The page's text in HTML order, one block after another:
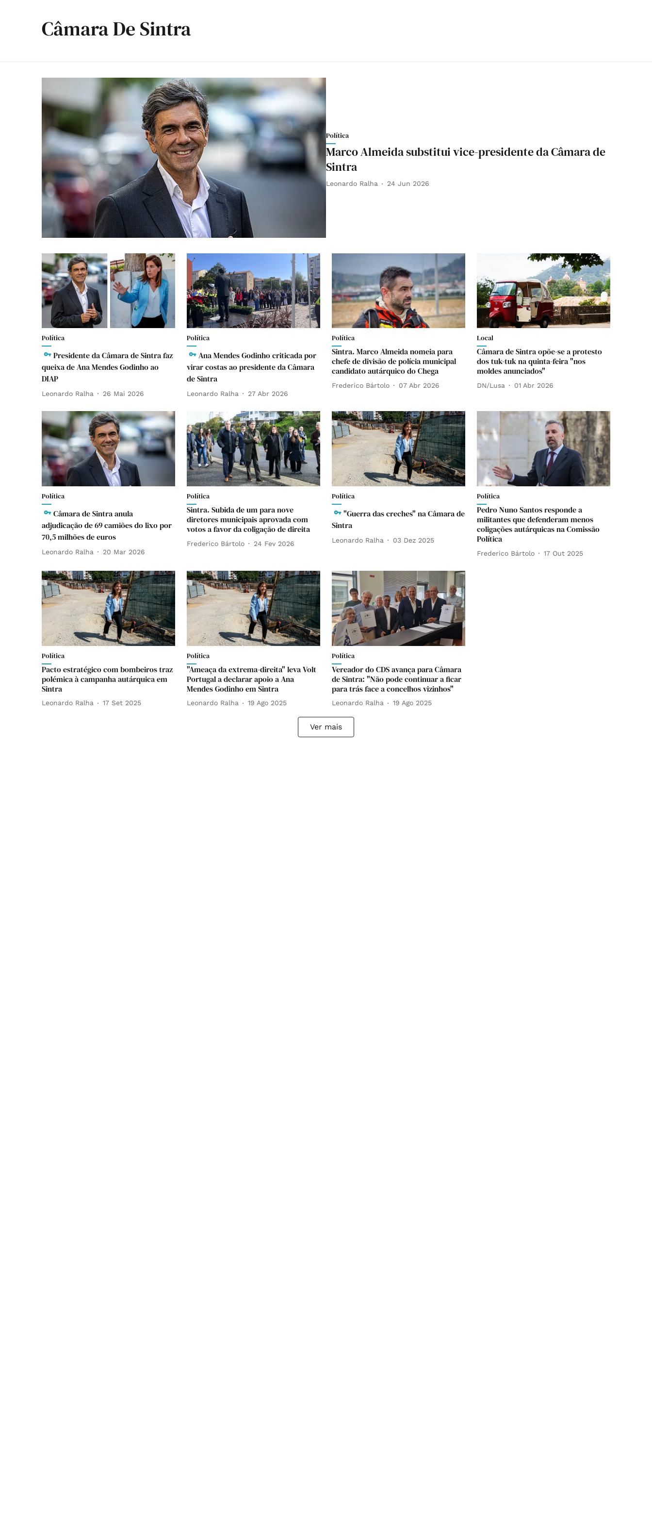
Câmara De Sintra
Política
Marco Almeida substitui vice-presidente da Câmara de
Sintra
Leonardo Ralha 24 Jun 2026
Política
Presidente da Câmara de Sintra faz
queixa de Ana Mendes Godinho ao
DIAP
Leonardo Ralha 26 Mai 2026
Política
Ana Mendes Godinho criticada por
virar costas ao presidente da Câmara
de Sintra
Leonardo Ralha 27 Abr 2026
Política
Sintra. Marco Almeida nomeia para
chefe de divisão de polícia municipal
candidato autárquico do Chega
Frederico Bártolo 07 Abr 2026
Local
Câmara de Sintra opõe-se a protesto
dos tuk-tuk na quinta-feira "nos
moldes anunciados"
DN/Lusa 01 Abr 2026
Política
Câmara de Sintra anula
adjudicação de 69 camiões do lixo por
70,5 milhões de euros
Leonardo Ralha 20 Mar 2026
Política
Sintra. Subida de um para nove
diretores municipais aprovada com
votos a favor da coligação de direita
Frederico Bártolo 24 Fev 2026
Política
"Guerra das creches" na Câmara de
Sintra
Leonardo Ralha 03 Dez 2025
Política
Pedro Nuno Santos responde a
militantes que defenderam menos
coligações autárquicas na Comissão
Política
Frederico Bártolo 17 Out 2025
Política
Pacto estratégico com bombeiros traz
polémica à campanha autárquica em
Sintra
Leonardo Ralha 17 Set 2025
Política
"Ameaça da extrema-direita" leva Volt
Portugal a declarar apoio a Ana
Mendes Godinho em Sintra
Leonardo Ralha 19 Ago 2025
Política
Vereador do CDS avança para Câmara
de Sintra: "Não pode continuar a ficar
para trás face a concelhos vizinhos"
Leonardo Ralha 19 Ago 2025
Ver mais